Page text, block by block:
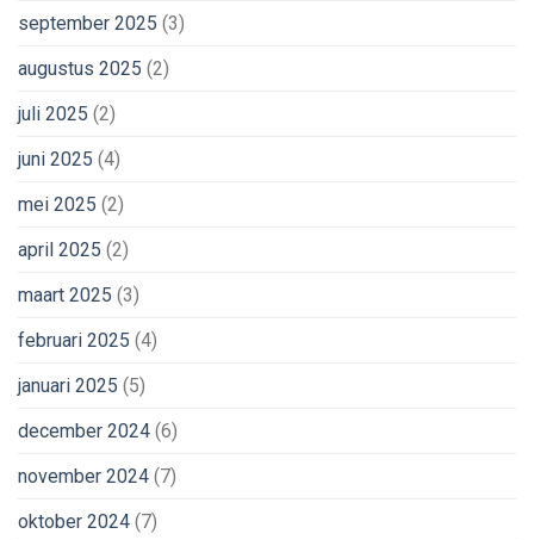
september 2025 (3)
augustus 2025 (2)
juli 2025 (2)
juni 2025 (4)
mei 2025 (2)
april 2025 (2)
maart 2025 (3)
februari 2025 (4)
januari 2025 (5)
december 2024 (6)
november 2024 (7)
oktober 2024 (7)